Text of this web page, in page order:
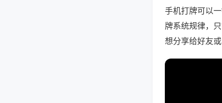
手机打牌可以
牌系统规律，
想分享给好友